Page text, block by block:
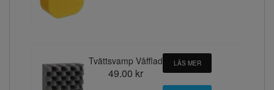
Tvättsvamp Våfflad
49.00 kr
LÄS MER